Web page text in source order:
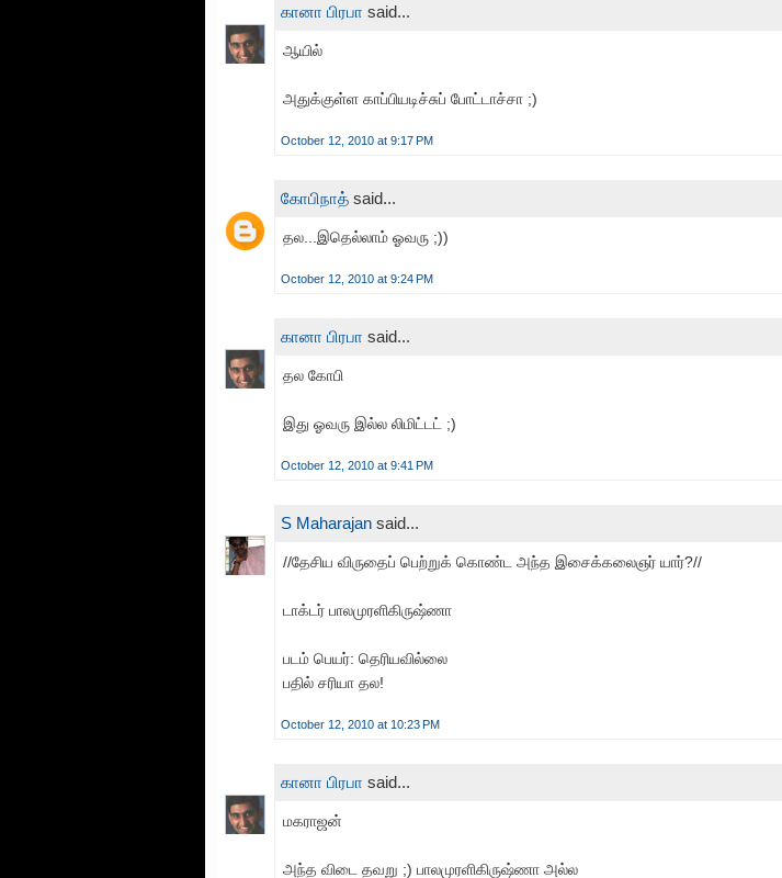
கானா பிரபா said...
ஆயில்
அதுக்குள்ள காப்பியடிச்சுப் போட்டாச்சா ;)
October 12, 2010 at 9:17 PM
கோபிநாத் said...
தல...இதெல்லாம் ஓவரு ;))
October 12, 2010 at 9:24 PM
கானா பிரபா said...
தல கோபி
இது ஓவரு இல்ல லிமிட்டட் ;)
October 12, 2010 at 9:41 PM
S Maharajan said...
//தேசிய விருதைப் பெற்றுக் கொண்ட அந்த இசைக்கலைஞர் யார்?//
டாக்டர் பாலமுரளிகிருஷ்ணா
படம் பெயர்: தெரியவில்லை
பதில் சரியா தல!
October 12, 2010 at 10:23 PM
கானா பிரபா said...
மகராஜன்
அந்த விடை தவறு ;) பாலமுரளிகிருஷ்ணா அல்ல